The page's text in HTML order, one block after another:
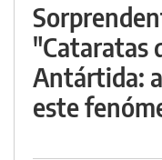
"Cataratas
Antártida:
este